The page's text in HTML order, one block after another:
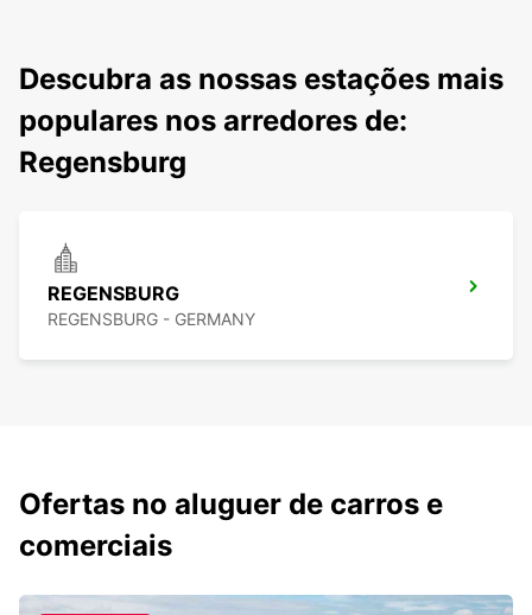
Descubra as nossas estações mais
populares nos arredores de:
Regensburg
REGENSBURG
REGENSBURG - GERMANY
Ofertas no aluguer de carros e
comerciais